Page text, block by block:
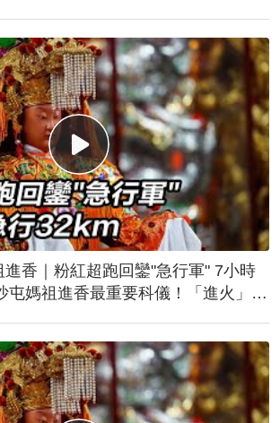
進香｜粉紅超跑回鑾"急行軍" 7小時
屯媽祖進香最重要科儀！「進火」儀